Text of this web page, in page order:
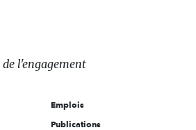
de l'engagement
Emplois
Publications